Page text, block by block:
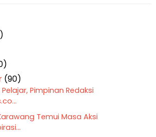
(90)
Pimpinan Redaksi
Temui Masa Aksi